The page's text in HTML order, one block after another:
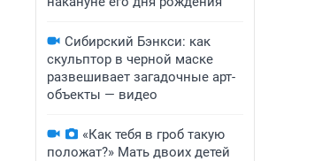
Сибирский Бэнкси: как
скульптор в черной маске
развешивает загадочные арт-
объекты — видео
«Как тебя в гроб такую
положат?» Мать двоих детей